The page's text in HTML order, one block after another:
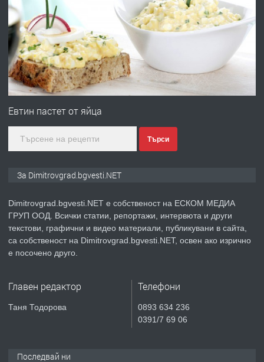
ПРЕДЛАГА Онлайн магазин за всички!
преди 11 месеца
ПРЕДЛАГА Курс Помощник-възпитател
преди 4 месеца
ПРЕДЛАГА Професионални курсове
Ремонтирана къща в с. Ябълково,
Евтин пастет от яйца
Търси
За Dimitrovgrad.bgvesti.NET
Dimitrovgrad.bgvesti.NET е собственост на ЕСКОМ МЕДИА
ГРУП ООД. Всички статии, репортажи, интервюта и други
текстови, графични и видео материали, публикувани в сайта,
са собственост на Dimitrovgrad.bgvesti.NET, освен ако изрично
е посочено друго.
Главен редактор
Таня Тодорова
Телефони
0893 634 236
0391/7 69 06
Последвай ни